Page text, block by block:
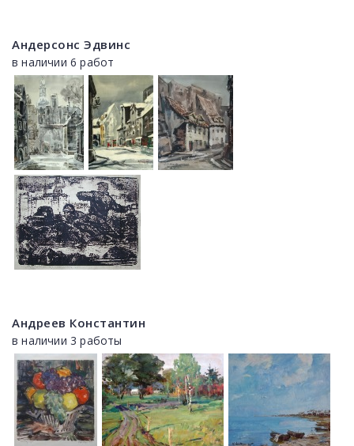
Андерсонс Эдвинс
в наличии 6 работ
Андреев Константин
в наличии 3 работы